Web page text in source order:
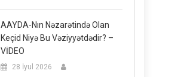
AAYDA-Nın Nəzarətində Olan
Keçid Niyə Bu Vəziyyətdədir? –
VİDEO
28 İyul 2026